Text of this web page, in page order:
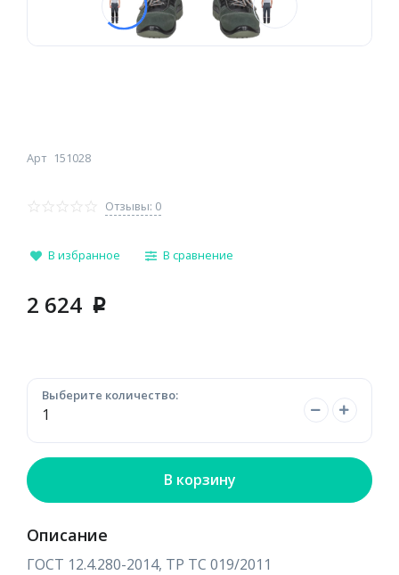
Арт 151028
Отзывы: 0
В избранное В сравнение
2 624 p
Выберите количество:
В корзину
Описание
ГОСТ 12.4.280-2014, ТР ТС 019/2011